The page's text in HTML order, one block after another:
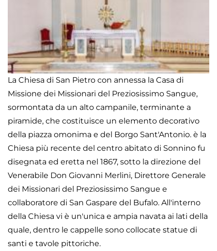
La Chiesa di San Pietro con annessa la Casa di
Missione dei Missionari del Preziosissimo Sangue,
sormontata da un alto campanile, terminante a
piramide, che costituisce un elemento decorativo
della piazza omonima e del Borgo Sant'Antonio. è la
Chiesa più recente del centro abitato di Sonnino fu
disegnata ed eretta nel 1867, sotto la direzione del
Venerabile Don Giovanni Merlini, Direttore Generale
dei Missionari del Preziosissimo Sangue e
collaboratore di San Gaspare del Bufalo. All'interno
della Chiesa vi è un'unica e ampia navata ai lati della
quale, dentro le cappelle sono collocate statue di
santi e tavole pittoriche.